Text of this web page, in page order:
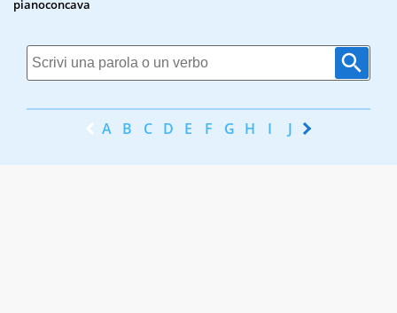
pianoconcava
A B C D E F G H I J K